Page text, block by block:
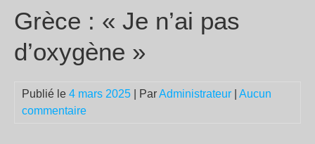
Grèce : « Je n’ai pas
d’oxygène »
Publié le 4 mars 2025 | ParAdministrateur
Aucun
commentaire